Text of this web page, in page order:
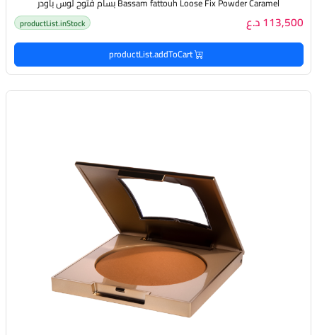
113,500 د.ع productList.inStock
productList.addToCart